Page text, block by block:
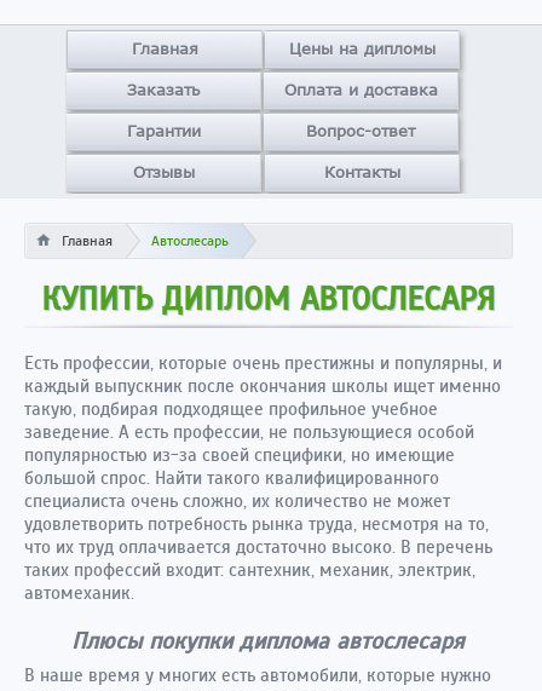
Главная Цены на дипломы
Заказать Оплата и доставка
Гарантии Вопрос-ответ
Отзывы Контакты
Главная Автослесарь
КУПИТЬ ДИПЛОМ АВТОСЛЕСАРЯ
Есть профессии, которые очень престижны и популярны, и
каждый выпускник после окончания школы ищет именно
такую, подбирая подходящее профильное учебное
заведение. А есть профессии, не пользующиеся особой
популярностью из-за своей специфики, но имеющие
большой спрос. Найти такого квалифицированного
специалиста очень сложно, их количество не может
удовлетворить потребность рынка труда, несмотря на то,
что их труд оплачивается достаточно высоко. В перечень
таких профессий входит: сантехник, механик, электрик,
автомеханик.
Плюсы покупки диплома автослесаря
В наше время у многих есть автомобили, которые нужно